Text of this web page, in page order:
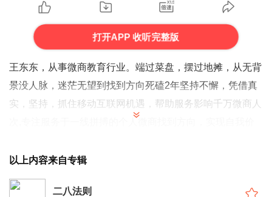
打开APP 收听完整版
王东东，从事微商教育行业。端过菜盘，摆过地摊，从无背
景没人脉，迷茫无望到找到方向死磕2年坚持不懈，凭借真
实，坚持，抓住移动互联网机遇，帮助服务影响千万微商人
信：370840134 添加备注（学习）无备注不通过！
以上内容来自专辑
二八法则